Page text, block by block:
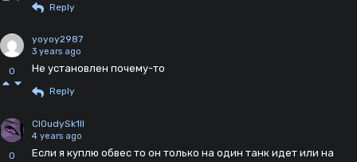
Reply
0
yoyoy2987
3 years ago
Не установлен почему-то
Reply
0
Cl0udySk1ll
4 years ago
Если я куплю обвес то он только на один танк идет или на